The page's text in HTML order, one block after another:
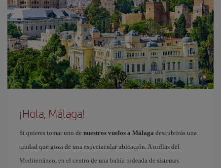
¡Hola, Málaga!
Si quieres tomar uno de nuestros vuelos a Málaga descubrirás una
ciudad que goza de una espectacular ubicación. A orillas del
Mediterráneo, en el centro de una bahía rodeada de sistemas